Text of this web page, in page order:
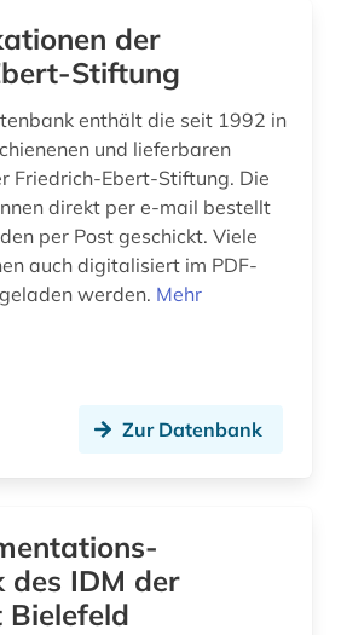
geschichte anfänge-1920 (1)
gesetzesrecht (1)
gesundheitsgefährdung (1)
graphische sammlung albertina (1)
hans-jochen vogel (1)
der
Stiftung
enthält die seit 1992 in
und lieferbaren
Friedrich-Ebert-Stiftung. Die
direkt per e-mail bestellt
per Post geschickt. Viele
auch digitalisiert im PDF-
werden. Mehr
Zur Datenbank
des IDM der
Bielefeld